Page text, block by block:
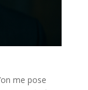
me pose